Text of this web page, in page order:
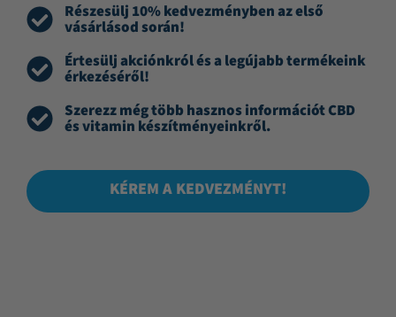
Részesülj 10% kedvezményben az első
vásárlásod során!
Értesülj akciónkról és a legújabb termékeink
érkezéséről!
Szerezz még több hasznos információt CBD
és vitamin készítményeinkről.
KÉREM A KEDVEZMÉNYT!